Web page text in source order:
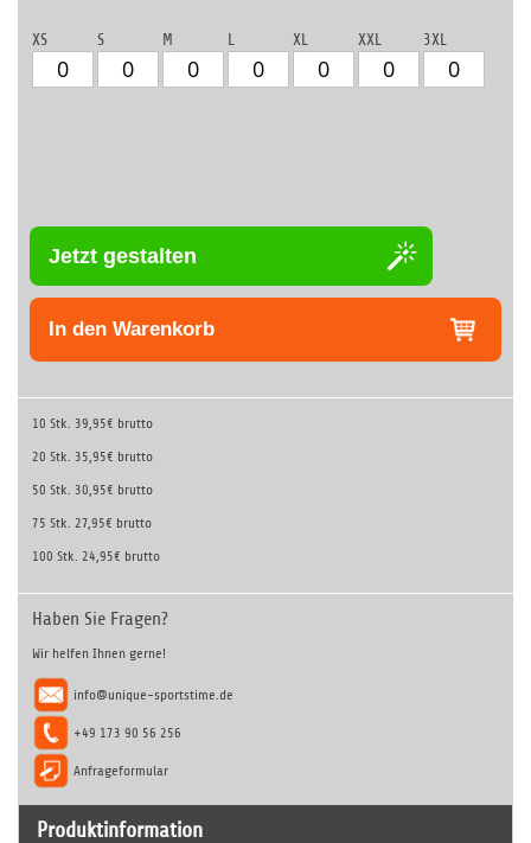
XS S M L XL XXL 3XL
Jetzt gestalten
In den Warenkorb
10 Stk. 39,95€ brutto
20 Stk. 35,95€ brutto
50 Stk. 30,95€ brutto
75 Stk. 27,95€ brutto
100 Stk. 24,95€ brutto
Haben Sie Fragen?
Wir helfen Ihnen gerne!
info@unique-sportstime.de
+49 173 90 56 256
Anfrageformular
Produktinformation